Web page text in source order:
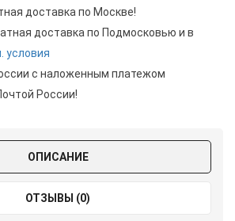
доставка по Москве!
доставка по Подмосковью и в
условия
с наложенным платежом
России!
ОПИСАНИЕ
ОТЗЫВЫ (0)